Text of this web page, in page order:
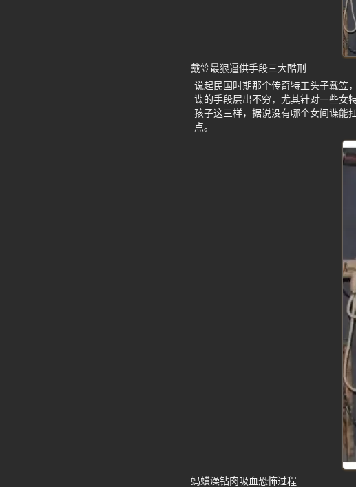
戴笠最狠逼供手段三大酷刑
说起民国时期那个传奇特工头子戴笠
谍的手段层出不穷，尤其针对一些女
孩子这三样，据说没有哪个女间谍能
点。
蚂蟥澡钻肉吸血恐怖过程